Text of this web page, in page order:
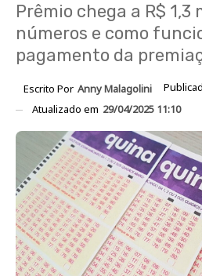
Prêmio chega a R$ 1,3
números e como
pagamento da
Escrito Por Anny Malagolini
Atualizado em 29/04/2025 11:10